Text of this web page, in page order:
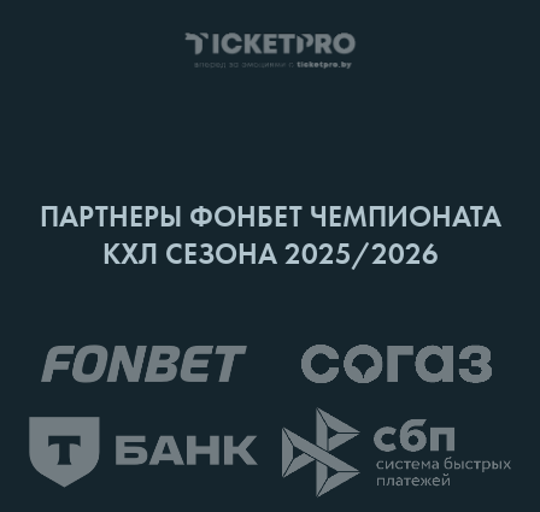
ПАРТНЕРЫ ФОНБЕТ ЧЕМПИОНАТА
КХЛ СЕЗОНА 2025/2026